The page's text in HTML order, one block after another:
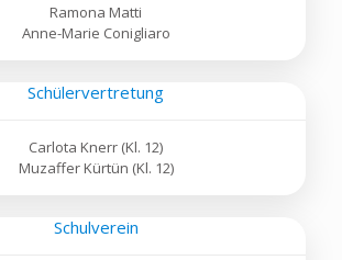
Ramona Matti
Anne-Marie Conigliaro
Schülervertretung
Carlota Knerr (Kl. 12)
Muzaffer Kürtün (Kl. 12)
Schulverein